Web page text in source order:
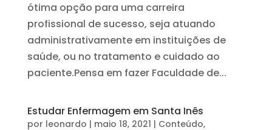
ótima opção para uma carreira
profissional de sucesso, seja atuando
administrativamente em instituições de
saúde, ou no tratamento e cuidado ao
paciente.Pensa em fazer Faculdade de...
Estudar Enfermagem em Santa Inês
por leonardo | maio 18, 2021 | Conteúdo,